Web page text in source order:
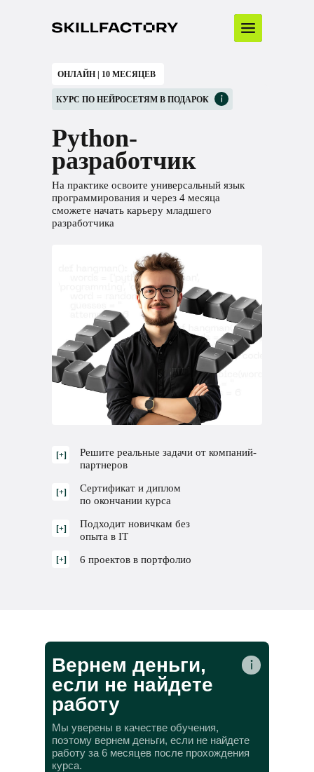
ОНЛАЙН | 10 МЕСЯЦЕВ
Python-
разработчик
КУРС ПО НЕЙРОСЕТЯМ В ПОДАРОК
На практике освоите универсальный язык
программирования и через 4 месяца
сможете начать карьеру младшего
разработчика
[+]
Решите реальные задачи от компаний-
партнеров
[+]
Сертификат и диплом
по окончании курса
[+]
Подходит новичкам без
опыта в IT
[+] 6 проектов в портфолио
Вернем деньги,
если не найдете
работу
Мы уверены в качестве обучения,
поэтому вернем деньги, если не найдете
работу за 6 месяцев после прохождения
курса.